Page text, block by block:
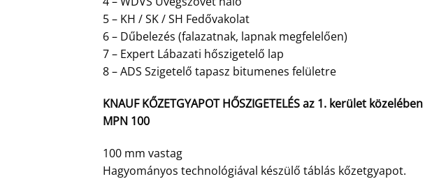
5 – KH / SK / SH Fedővakolat
6 – Dűbelezés (falazatnak, lapnak megfelelően)
7 – Expert Lábazati hőszigetelő lap
8 – ADS Szigetelő tapasz bitumenes felületre
KNAUF KŐZETGYAPOT HŐSZIGETELÉS az 1. kerület közelében
MPN 100
100 mm vastag
Hagyományos technológiával készülő táblás kőzetgyapot.